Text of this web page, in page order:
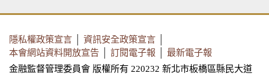
隱私權政策宣言 資訊安全政策宣言
本會網站資料開放宣告
訂閱電子報
最新電子報
金融監督管理委員會 版權所有 220232 新北市板橋區縣民大道